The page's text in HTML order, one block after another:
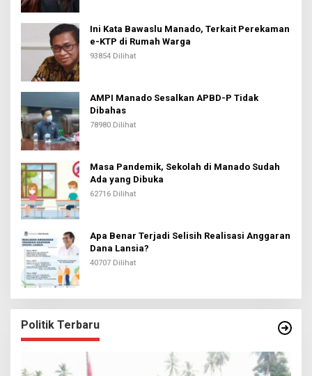
Ini Kata Bawaslu Manado, Terkait Perekaman
e-KTP di Rumah Warga
93854 Dilihat
AMPI Manado Sesalkan APBD-P Tidak
Dibahas
78980 Dilihat
Masa Pandemik, Sekolah di Manado Sudah
Ada yang Dibuka
62716 Dilihat
Apa Benar Terjadi Selisih Realisasi Anggaran
Dana Lansia?
40707 Dilihat
Politik Terbaru